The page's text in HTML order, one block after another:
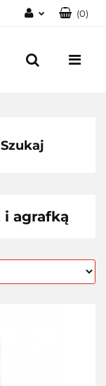
się
(0)
Szukaj
agrafką